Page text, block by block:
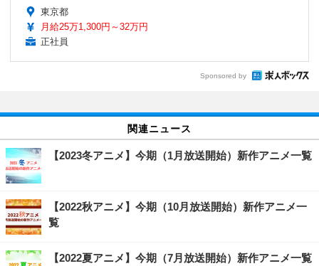
東京都
月給25万1,300円～32万円
正社員
Sponsored by
関連ニュース
【2023冬アニメ】今期（1月放送開始）新作アニメ一覧
【2022秋アニメ】今期（10月放送開始）新作アニメ一
覧
【2022夏アニメ】今期（7月放送開始）新作アニメ一覧